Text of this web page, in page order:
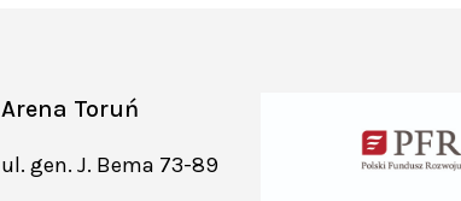
Arena Toruń
ul. gen. J. Bema 73-89